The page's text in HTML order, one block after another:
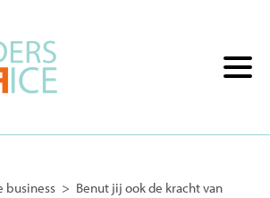
business > Benut jij ook de kracht van